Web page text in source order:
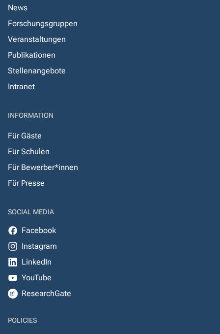
News
Forschungsgruppen
Veranstaltungen
Publikationen
Stellenangebote
Intranet
INFORMATION
Für Gäste
Für Schulen
Für Bewerber*innen
Für Presse
SOCIAL MEDIA
Facebook
Instagram
LinkedIn
YouTube
ResearchGate
POLICIES